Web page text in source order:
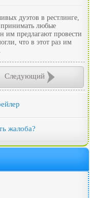
дуэтов в рестлинге,
принимать любые
им предлагают провести
что в этот раз им
Следующий
жалоба?